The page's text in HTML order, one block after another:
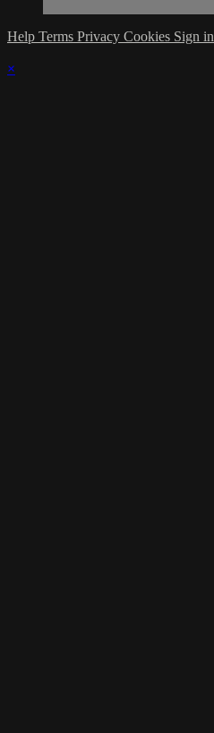
Help Terms Privacy Cookies Sign in
×